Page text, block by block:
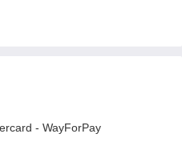
- WayForPay